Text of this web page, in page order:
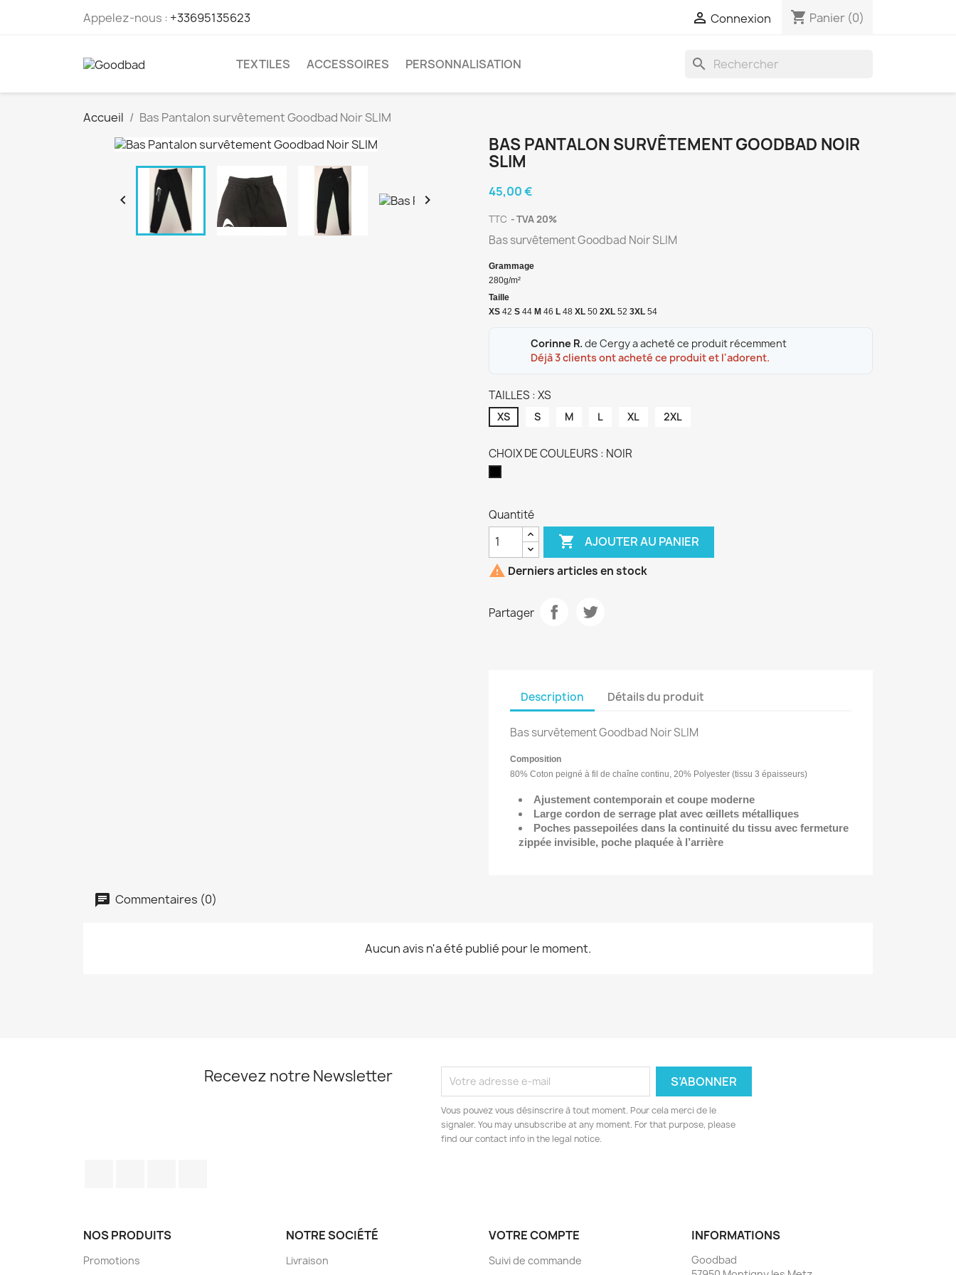
Appelez-nous : +33695135623  Connexion shopping_cart Panier (0)
TEXTILES ACCESSOIRES PERSONNALISATION search
Accueil Bas Pantalon survêtement Goodbad Noir SLIM
 
BAS PANTALON SURVÊTEMENT GOODBAD NOIR
SLIM
45,00 €
TTC TVA 20%
Bas survêtement Goodbad Noir SLIM
Grammage
280g/m²
Taille
XS 42 S 44 M 46 L 48 XL 50 2XL 52 3XL 54
Corinne R. de Cergy a acheté ce produit récemment
Déjà 3 clients ont acheté ce produit et l'adorent.
TAILLES : XS
XS S M L XL 2XL
CHOIX DE COULEURS : NOIR
Quantité
 AJOUTER AU PANIER
 Derniers articles en stock
Partager
Description Détails du produit
Bas survêtement Goodbad Noir SLIM
Composition
80% Coton peigné à fil de chaîne continu, 20% Polyester (tissu 3 épaisseurs)
Ajustement contemporain et coupe moderne
Large cordon de serrage plat avec œillets métalliques
Poches passepoilées dans la continuité du tissu avec fermeture
zippée invisible, poche plaquée à l’arrière
Commentaires (0)
Aucun avis n'a été publié pour le moment.
Recevez notre Newsletter
Vous pouvez vous désinscrire à tout moment. Pour cela merci de le
signaler. You may unsubscribe at any moment. For that purpose, please
find our contact info in the legal notice.
NOS PRODUITS
Promotions
NOTRE SOCIÉTÉ
Livraison
VOTRE COMPTE
Suivi de commande
INFORMATIONS
Goodbad